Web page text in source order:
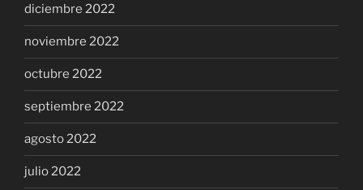
diciembre 2022
noviembre 2022
octubre 2022
septiembre 2022
agosto 2022
julio 2022